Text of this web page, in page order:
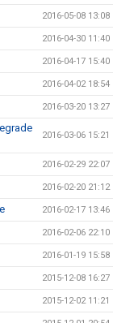
2016-05-08 13:08
2016-04-30 11:40
2016-04-17 15:40
2016-04-02 18:54
2016-03-20 13:27
2016-03-06 15:21
2016-02-29 22:07
2016-02-20 21:12
2016-02-17 13:46
2016-02-06 22:10
2016-01-19 15:58
2015-12-08 16:27
2015-12-02 11:21